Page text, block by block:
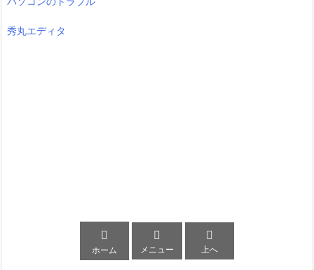
秀丸エディタ

ホーム

メニュー

上へ